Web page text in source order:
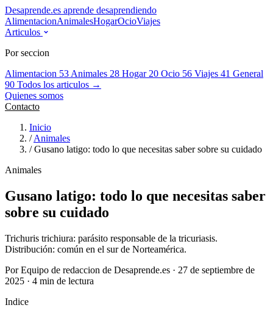
Desaprende.es aprende desaprendiendo
AlimentacionAnimalesHogarOcioViajes
Articulos
Por seccion
Alimentacion 53 Animales 28 Hogar 20 Ocio 56 Viajes 41 General
90 Todos los articulos →
Quienes somos
Contacto
Inicio
/ Animales
/ Gusano latigo: todo lo que necesitas saber sobre su cuidado
Animales
Gusano latigo: todo lo que necesitas saber
sobre su cuidado
Trichuris trichiura: parásito responsable de la tricuriasis.
Distribución: común en el sur de Norteamérica.
Por Equipo de redaccion de Desaprende.es · 27 de septiembre de
2025 · 4 min de lectura
Indice